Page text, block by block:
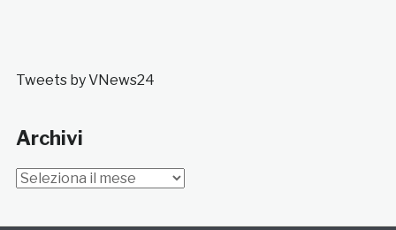
Tweets by VNews24
Archivi
Archivi